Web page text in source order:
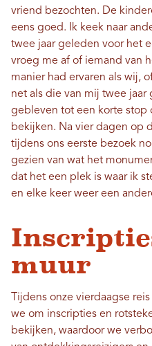
vriend bezochten. De
eens goed. Ik keek naar
twee jaar geleden voor het
vroeg me af of iemand van
manier had ervaren als wij,
net als die van mij twee
gebleven tot een korte stop
bekijken. Na vier dagen op
tijdens ons eerste bezoek
gezien van wat het
dat het een plek is waar ik
en elke keer weer een
muur
Tijdens onze vierdaagse
we om inscripties en
bekijken, waardoor we